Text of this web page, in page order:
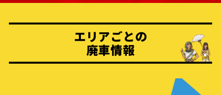
エリアごとの
廃車情報